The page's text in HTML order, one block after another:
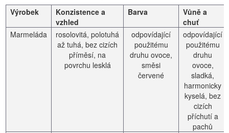
Výrobek
Konzistence a
vzhled
Barva
Vůně a
chuť
Marmeláda
rosolovitá, polotuhá
až tuhá, bez cizích
příměsí, na
povrchu lesklá
odpovídající
použitému
druhu ovoce,
směsi
červené
odpovídající
použitému
druhu
ovoce,
sladká,
harmonicky
kyselá, bez
cizích
příchutí a
pachů